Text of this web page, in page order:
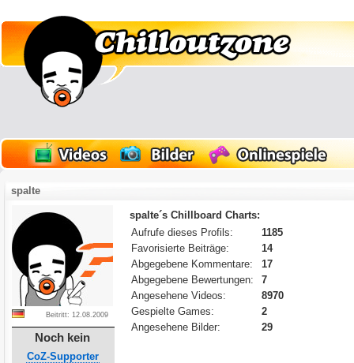
spalte
Beitritt: 12.08.2009
Noch kein
CoZ-Supporter
spalte´s Chillboard Charts:
Aufrufe dieses Profils:
1185
Favorisierte Beiträge:
14
Abgegebene Kommentare:
17
Abgegebene Bewertungen:
7
Angesehene Videos:
8970
Gespielte Games:
2
Angesehene Bilder:
29